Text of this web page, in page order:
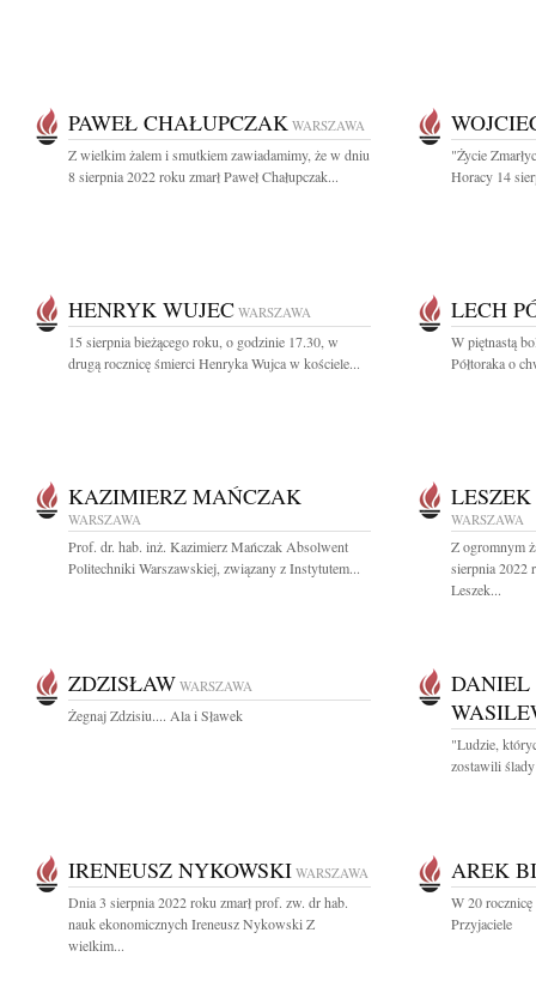
PAWEŁ CHAŁUPCZAK WARSZAWA
Z wielkim żalem i smutkiem zawiadamimy, że w dniu
8 sierpnia 2022 roku zmarł Paweł Chałupczak...
"Życie
Horacy 14
HENRYK WUJEC WARSZAWA
15 sierpnia bieżącego roku, o godzinie 17.30, w
drugą rocznicę śmierci Henryka Wujca w kościele...
LECH
W piętnastą
Półtoraka o
KAZIMIERZ MAŃCZAK
WARSZAWA
Prof. dr. hab. inż. Kazimierz Mańczak Absolwent
Politechniki Warszawskiej, związany z Instytutem...
WARSZAWA
Z ogromnym
sierpnia 2022
Leszek...
ZDZISŁAW WARSZAWA
Żegnaj Zdzisiu.... Ala i Sławek
DANIEL
"Ludzie,
zostawili
IRENEUSZ NYKOWSKI WARSZAWA
Dnia 3 sierpnia 2022 roku zmarł prof. zw. dr hab.
nauk ekonomicznych Ireneusz Nykowski Z
wielkim...
AREK
W 20
Przyjaciele